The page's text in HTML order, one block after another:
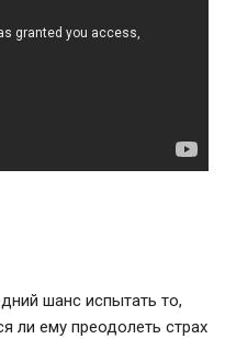
шанс испытать то,
ли ему преодолеть страх